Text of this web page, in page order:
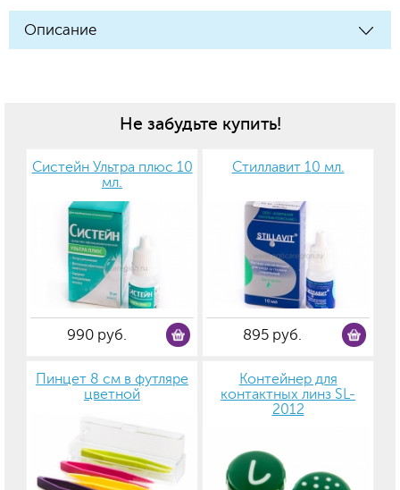
Описание
Не забудьте купить!
Систейн Ультра плюс 10
мл.
990 руб.
Стиллавит 10 мл.
895 руб.
Пинцет 8 см в футляре
цветной
Контейнер для
контактных линз SL-
2012